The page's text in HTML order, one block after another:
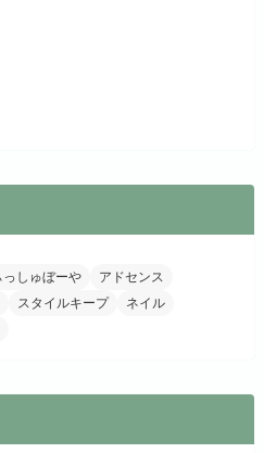
っしゅぼーや
アドセンス
スタイルキープ
ネイル